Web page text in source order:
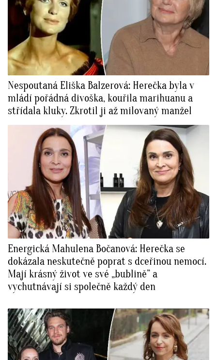
Nespoutaná Eliška Balzerová: Herečka byla v
mládí pořádná divoška, kouřila marihuanu a
střídala kluky. Zkrotil ji až milovaný manžel
Energická Mahulena Bočanová: Herečka se
dokázala neskutečně poprat s dceřinou nemocí.
Mají krásný život ve své „bublině” a
vychutnávají si společně každý den